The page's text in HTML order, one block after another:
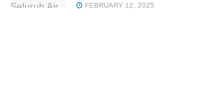
FEBRUARY 12, 2025